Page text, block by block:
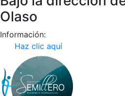
Olaso
Información:
Haz clic aquí